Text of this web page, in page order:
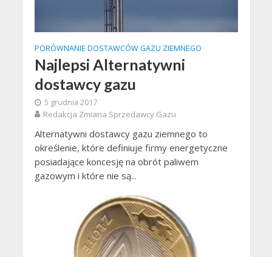
PORÓWNANIE DOSTAWCÓW GAZU ZIEMNEGO
Najlepsi Alternatywni
dostawcy gazu
5 grudnia 2017
Redakcja Zmiana Sprzedawcy Gazu
Alternatywni dostawcy gazu ziemnego to
określenie, które definiuje firmy energetyczne
posiadające koncesję na obrót paliwem
gazowym i które nie są...